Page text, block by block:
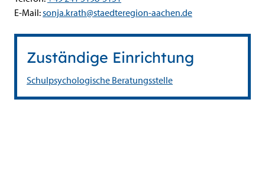
E-Mail:sonja.krath@staedteregion-aachen.de
Zuständige Einrichtung
Schulpsychologische Beratungsstelle